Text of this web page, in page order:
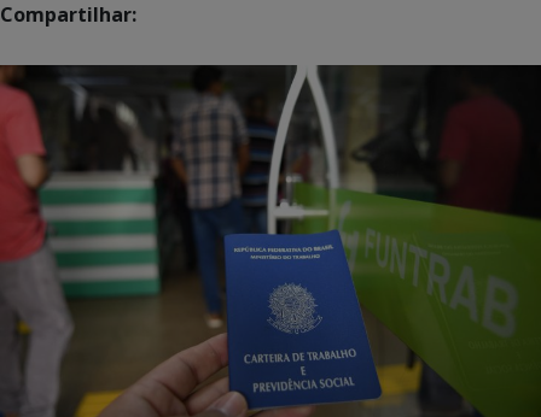
Compartilhar: